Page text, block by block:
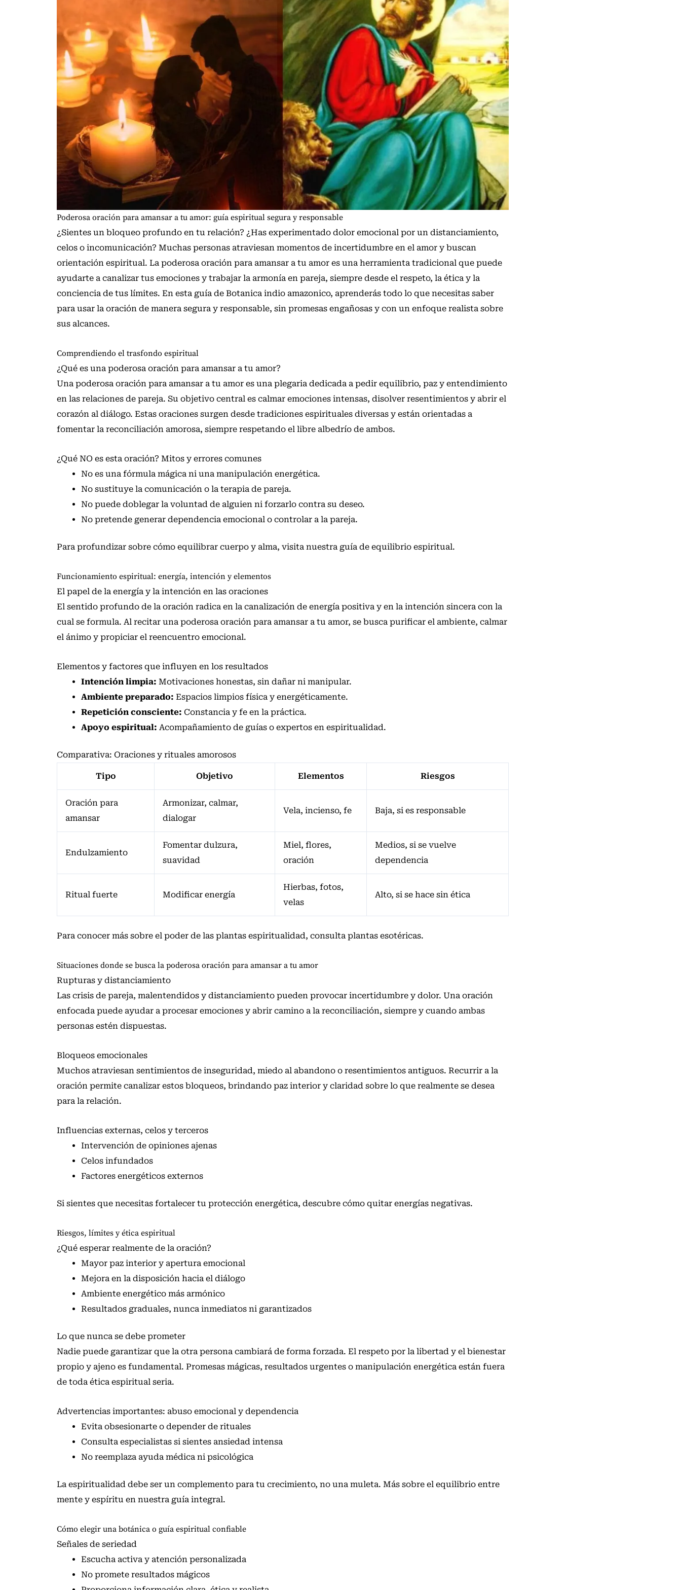
Poderosa oración para amansar a tu amor: guía espiritual segura y responsable
¿Sientes un bloqueo profundo en tu relación? ¿Has experimentado dolor emocional por un distanciamiento,
celos o incomunicación? Muchas personas atraviesan momentos de incertidumbre en el amor y buscan
orientación espiritual. La poderosa oración para amansar a tu amor es una herramienta tradicional que puede
ayudarte a canalizar tus emociones y trabajar la armonía en pareja, siempre desde el respeto, la ética y la
conciencia de tus límites. En esta guía de Botanica indio amazonico, aprenderás todo lo que necesitas saber
para usar la oración de manera segura y responsable, sin promesas engañosas y con un enfoque realista sobre
sus alcances.
Comprendiendo el trasfondo espiritual
¿Qué es una poderosa oración para amansar a tu amor?
Una poderosa oración para amansar a tu amor es una plegaria dedicada a pedir equilibrio, paz y entendimiento
en las relaciones de pareja. Su objetivo central es calmar emociones intensas, disolver resentimientos y abrir el
corazón al diálogo. Estas oraciones surgen desde tradiciones espirituales diversas y están orientadas a
fomentar la reconciliación amorosa, siempre respetando el libre albedrío de ambos.
¿Qué NO es esta oración? Mitos y errores comunes
No es una fórmula mágica ni una manipulación energética.
No sustituye la comunicación o la terapia de pareja.
No puede doblegar la voluntad de alguien ni forzarlo contra su deseo.
No pretende generar dependencia emocional o controlar a la pareja.
Para profundizar sobre cómo equilibrar cuerpo y alma, visita nuestra guía de equilibrio espiritual.
Funcionamiento espiritual: energía, intención y elementos
El papel de la energía y la intención en las oraciones
El sentido profundo de la oración radica en la canalización de energía positiva y en la intención sincera con la
cual se formula. Al recitar una poderosa oración para amansar a tu amor, se busca purificar el ambiente, calmar
el ánimo y propiciar el reencuentro emocional.
Elementos y factores que influyen en los resultados
Intención limpia: Motivaciones honestas, sin dañar ni manipular.
Ambiente preparado: Espacios limpios física y energéticamente.
Repetición consciente: Constancia y fe en la práctica.
Apoyo espiritual: Acompañamiento de guías o expertos en espiritualidad.
Comparativa: Oraciones y rituales amorosos
Tipo Objetivo Elementos Riesgos
Oración para
amansar
Armonizar, calmar,
dialogar
Vela, incienso, fe Baja, si es responsable
Endulzamiento
Fomentar dulzura,
suavidad
Miel, flores,
oración
Medios, si se vuelve
dependencia
Ritual fuerte Modificar energía
Hierbas, fotos,
velas
Alto, si se hace sin ética
Para conocer más sobre el poder de las plantas espiritualidad, consulta plantas esotéricas.
Situaciones donde se busca la poderosa oración para amansar a tu amor
Rupturas y distanciamiento
Las crisis de pareja, malentendidos y distanciamiento pueden provocar incertidumbre y dolor. Una oración
enfocada puede ayudar a procesar emociones y abrir camino a la reconciliación, siempre y cuando ambas
personas estén dispuestas.
Bloqueos emocionales
Muchos atraviesan sentimientos de inseguridad, miedo al abandono o resentimientos antiguos. Recurrir a la
oración permite canalizar estos bloqueos, brindando paz interior y claridad sobre lo que realmente se desea
para la relación.
Influencias externas, celos y terceros
Intervención de opiniones ajenas
Celos infundados
Factores energéticos externos
Si sientes que necesitas fortalecer tu protección energética, descubre cómo quitar energías negativas.
Riesgos, límites y ética espiritual
¿Qué esperar realmente de la oración?
Mayor paz interior y apertura emocional
Mejora en la disposición hacia el diálogo
Ambiente energético más armónico
Resultados graduales, nunca inmediatos ni garantizados
Lo que nunca se debe prometer
Nadie puede garantizar que la otra persona cambiará de forma forzada. El respeto por la libertad y el bienestar
propio y ajeno es fundamental. Promesas mágicas, resultados urgentes o manipulación energética están fuera
de toda ética espiritual seria.
Advertencias importantes: abuso emocional y dependencia
Evita obsesionarte o depender de rituales
Consulta especialistas si sientes ansiedad intensa
No reemplaza ayuda médica ni psicológica
La espiritualidad debe ser un complemento para tu crecimiento, no una muleta. Más sobre el equilibrio entre
mente y espíritu en nuestra guía integral.
Cómo elegir una botánica o guía espiritual confiable
Señales de seriedad
Escucha activa y atención personalizada
No promete resultados mágicos